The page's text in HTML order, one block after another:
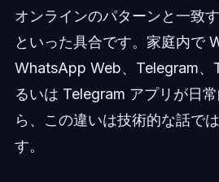
オンラインのパターンと一致
といった具合です。家庭内で
WhatsApp Web、Telegram、
るいは Telegram アプリが日
ら、この違いは技術的な話で
す。